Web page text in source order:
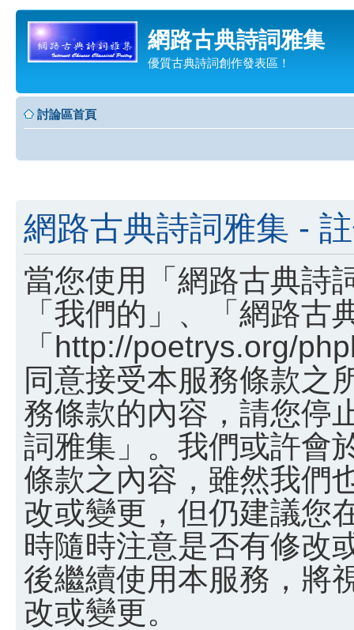
網路古典詩詞雅集
優質古典詩詞創作發表區！
討論區首頁
網路古典詩詞雅集 -
當您使用「網路古典詩
「我們的」、「網路古
「http://poetrys.org/
同意接受本服務條款之
務條款的內容，請您停
詞雅集」。我們或許會
條款之內容，雖然我們
改或變更，但仍建議您
時隨時注意是否有修改
後繼續使用本服務，將
改或變更。